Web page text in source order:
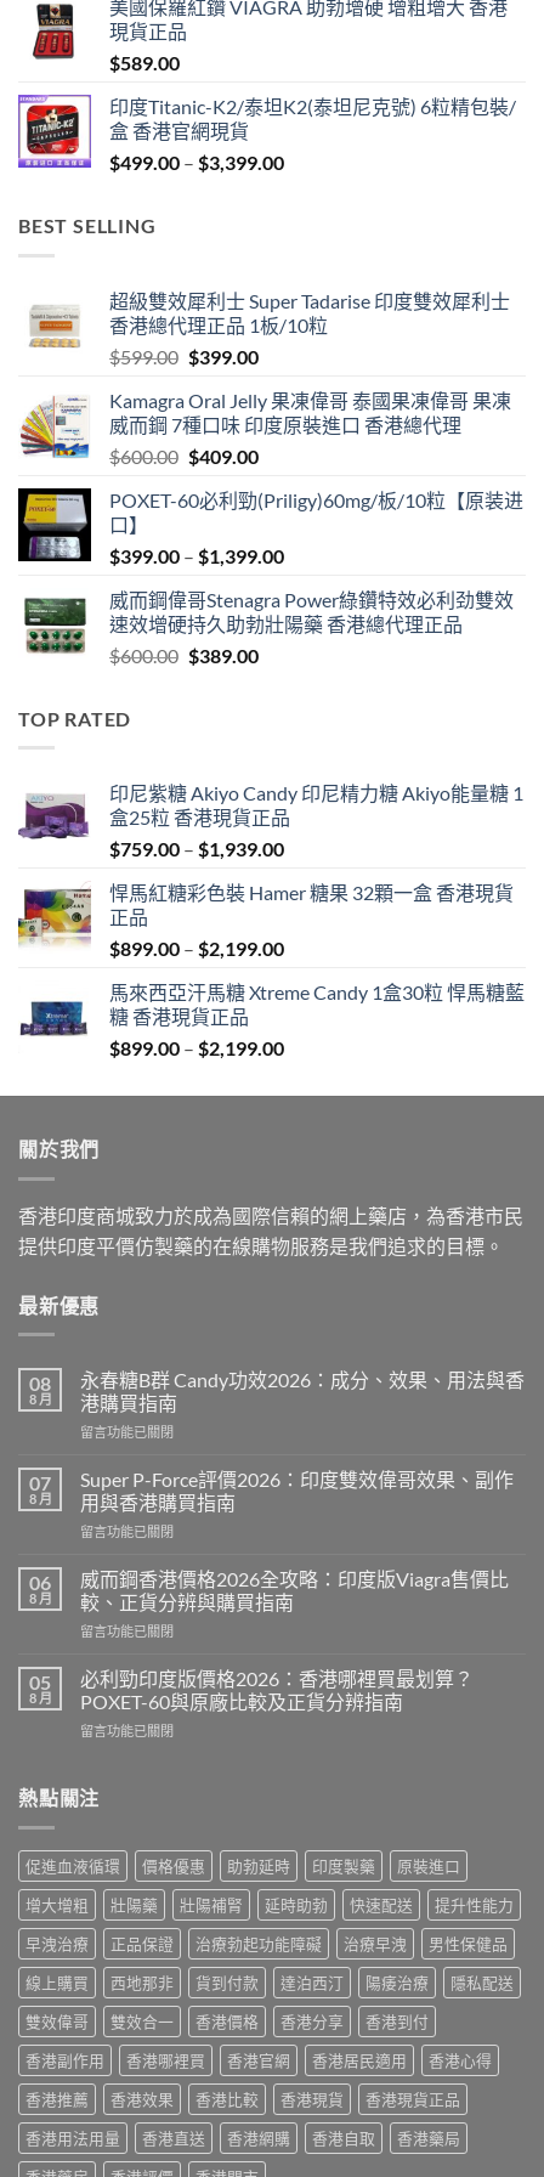
$429.00
美國保羅紅鑽 VIAGRA 助勃增硬 增粗增大 香港
現貨正品
$589.00
印度Titanic-K2/泰坦K2(泰坦尼克號) 6粒精包裝/
盒 香港官網現貨
$499.00 – $3,399.00Price
BEST SELLING
超級雙效犀利士 Super Tadarise 印度雙效犀利士
香港總代理正品 1板/10粒
$599.00 Original
was:
$599.00.
$399.00Current
is:
$399.00.
Kamagra Oral Jelly 果凍偉哥 泰國果凍偉哥 果凍
威而鋼 7種口味 印度原裝進口 香港總代理
$600.00 Original
was:
$409.00Current
is:
POXET-60必利勁(Priligy)60mg/板/10粒【原装进
口】
$399.00 – $1,399.00Price
$399.00
through
威而鋼偉哥Stenagra Power綠鑽特效必利劲雙效
速效增硬持久助勃壯陽藥 香港總代理正品
$600.00 Original
$389.00Current
TOP RATED
印尼紫糖 Akiyo Candy 印尼精力糖 Akiyo能量糖 1
盒25粒 香港現貨正品
$759.00 – $1,939.00Price
$759.00
$1,939.00
悍馬紅糖彩色裝 Hamer 糖果 32顆一盒 香港現貨
正品
$899.00 – $2,199.00Price
$899.00
$2,199.00
馬來西亞汗馬糖 Xtreme Candy 1盒30粒 悍馬糖藍
糖 香港現貨正品
$899.00 – $2,199.00Price
$899.00
關於我們
香港印度商城致力於成為國際信賴的網上藥店，為香港市民
提供印度平價仿製藥的在線購物服務是我們追求的目標。
最新優惠
08
8 月
永春糖B群 Candy功效2026：成分、效果、用法與香
港購買指南
在
春
糖
B
群
功
效
2026：
成
效
果、
法
港
指
南〉
中
留言功能已關閉
07
8 月
Super P-Force評價2026：印度雙效偉哥效果、副作
用與香港購買指南
在
P-
Force
評
價
印
度
效
效
作
用
與
香
港
購
買
指
南〉
中
留言功能已關閉
06
8 月
威而鋼香港價格2026全攻略：印度版Viagra售價比
較、正貨分辨與購買指南
在
而
鋼
香
港
2026
略：
印
度
版
Viagra
售
價
比
較、
正
貨
分
辨
與
購
買
留言功能已關閉
05
8 月
必利勁印度版價格2026：香港哪裡買最划算？
POXET-60與原廠比較及正貨分辨指南
在
勁
印
版
價
格
2026：
香
港
哪
裡
買
最
划
算？
POXET-
60
與
原
留言功能已關閉
熱點關注
促進血液循環 價格優惠 助勃延時 印度製藥
原裝進口
增大增粗
壯陽藥 壯陽補腎 延時助勃 快速配送
提升性能力
早洩治療
正品保證 治療勃起功能障礙 治療早洩
男性保健品
線上購買
西地那非 貨到付款 達泊西汀 陽痿治療
隱私配送
雙效偉哥
雙效合一 香港價格 香港分享
香港到付
香港副作用
香港哪裡買 香港官網 香港居民適用
香港心得
香港推薦
香港效果 香港比較 香港現貨
香港現貨正品
香港用法用量
香港直送 香港網購 香港自取
香港藥局